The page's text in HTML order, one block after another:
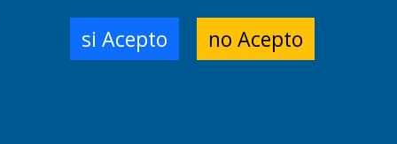
Impresora:
si Acepto no Acepto